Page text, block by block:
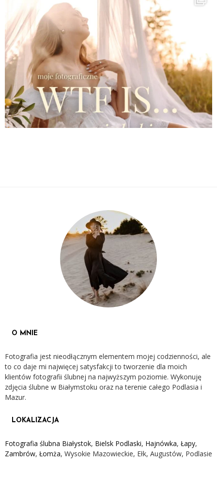
O MNIE
Fotografia jest nieodłącznym elementem mojej codzienności, ale
to co daje mi najwięcej satysfakcji to tworzenie dla moich
klientów fotografii ślubnej na najwyższym poziomie. Wykonuję
zdjęcia ślubne w Białymstoku oraz na terenie całego Podlasia i
Mazur.
LOKALIZACJA
Fotografia ślubna Białystok, Bielsk Podlaski, Hajnówka, Łapy,
Zambrów, Łomża, Wysokie Mazowieckie, Ełk, Augustów, Podlasie